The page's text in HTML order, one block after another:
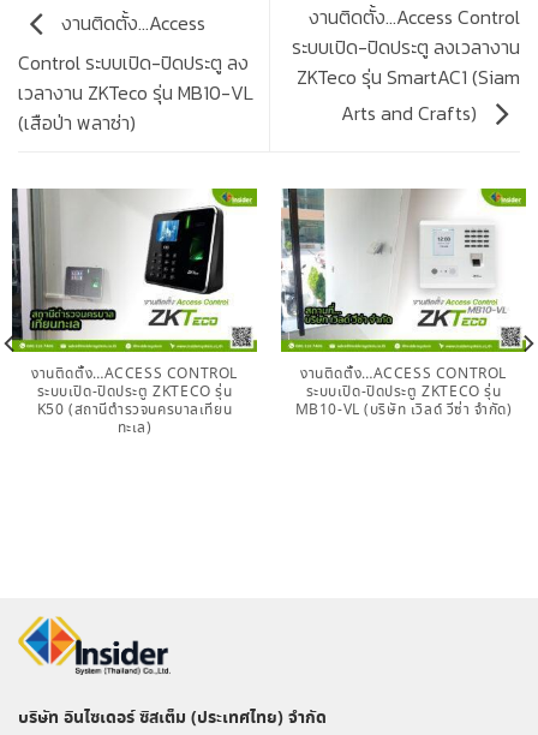
งานติดตั้ง…Access
Control ระบบเปิด-ปิดประตู ลง
เวลางาน ZKTeco รุ่น MB10-VL
(เสือป่า พลาซ่า)
งานติดตั้ง…Access Control
ระบบเปิด-ปิดประตู ลงเวลางาน
ZKTeco รุ่น SmartAC1 (Siam
Arts and Crafts)
งานติดตั้ง…ACCESS CONTROL
ระบบเปิด-ปิดประตู ZKTECO รุ่น
K50 (สถานีตำรวจนครบาลเทียน
ทะเล)
งานติดตั้ง…ACCESS CONTROL
ระบบเปิด-ปิดประตู ZKTECO รุ่น
MB10-VL (บริษัท เวิลด์ วีซ่า จำกัด)
บริษัท อินไซเดอร์ ซิสเต็ม (ประเทศไทย) จำกัด